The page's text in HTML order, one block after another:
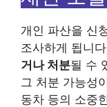
개인 파산을 신
조사하게 됩니
거나 처분될 수
그 처분 가능성
동차 등의 소중